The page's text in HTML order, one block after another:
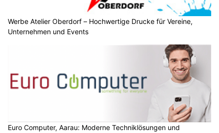
Werbe Atelier Oberdorf – Hochwertige Drucke für Vereine,
Unternehmen und Events
Euro Computer, Aarau: Moderne Techniklösungen und